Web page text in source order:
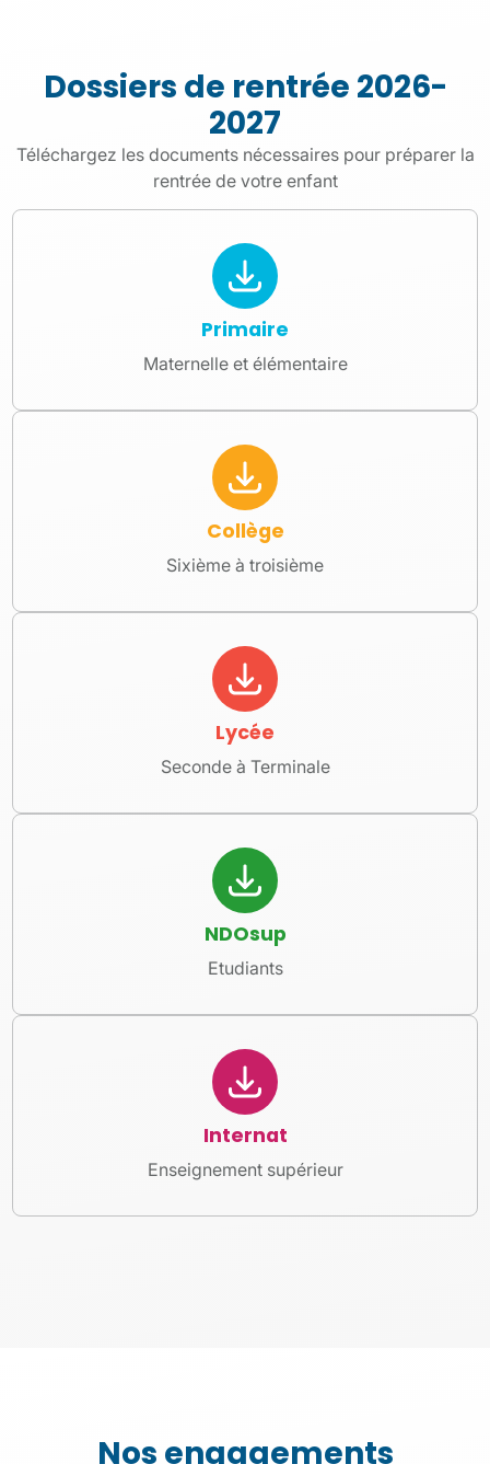
Vêtements et accessoires pour porter
fièrement les couleurs de
l'établissement
Dossiers de rentrée 2026-
2027
Téléchargez les documents nécessaires pour préparer la
rentrée de votre enfant
Primaire
Maternelle et élémentaire
Collège
Sixième à troisième
Lycée
Seconde à Terminale
NDOsup
Etudiants
Internat
Enseignement supérieur
Nos engagements